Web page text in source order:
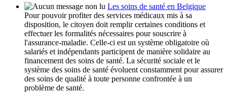
message
Les soins de santé en Belgique
Pour pouvoir profiter des services médicaux mis à sa
disposition, le citoyen doit remplir certaines conditions et
effectuer les formalités nécessaires pour souscrire à
l'assurance-maladie. Celle-ci est un système obligatoire où
salariés et indépendants participent de manière solidaire au
financement des soins de santé. La sécurité sociale et le
système des soins de santé évoluent constamment pour assurer
des soins de qualité à toute personne confrontée à un
problème de santé.